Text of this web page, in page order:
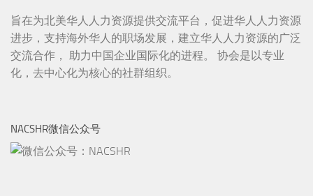
旨在为北美华人人力资源提供交流平台，促进华人人力资源
进步，支持海外华人的职场发展，建立华人人力资源的广泛
交流合作， 助力中国企业国际化的进程。 协会是以专业
化，去中心化为核心的社群组织。
NACSHR微信公众号